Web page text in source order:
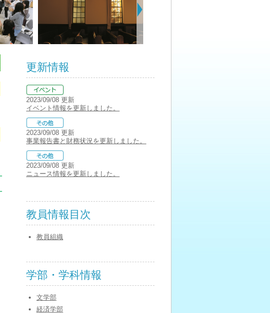
更新情報
2023/09/08 更新
イベント情報を更新しました。
2023/09/08 更新
事業報告書と財務状況を更新しました。
2023/09/08 更新
ニュース情報を更新しました。
教員情報目次
教員組織
学部・学科情報
文学部
経済学部